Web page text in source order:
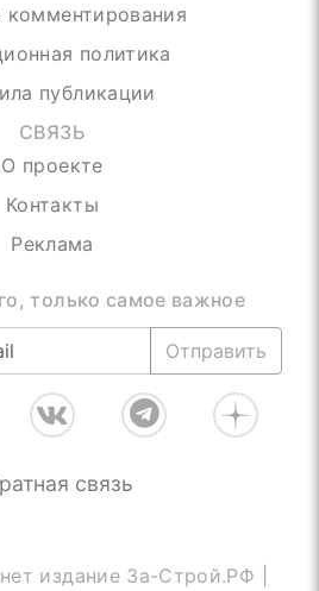
комментирования
политика
публикации
СВЯЗЬ
О проекте
Контакты
Реклама
только самое важное
Отправить
связь
издание За-Строй.РФ |